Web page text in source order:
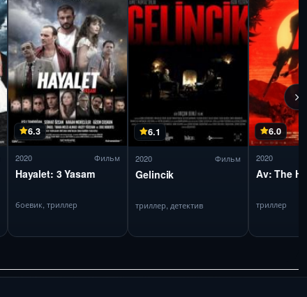
6.3
2020 Фильм
Hayalet: 3 Yasam
боевик, триллер
6.1
2020 Фильм
Gelincik
триллер, детектив
6.0
2020
Av: The
триллер